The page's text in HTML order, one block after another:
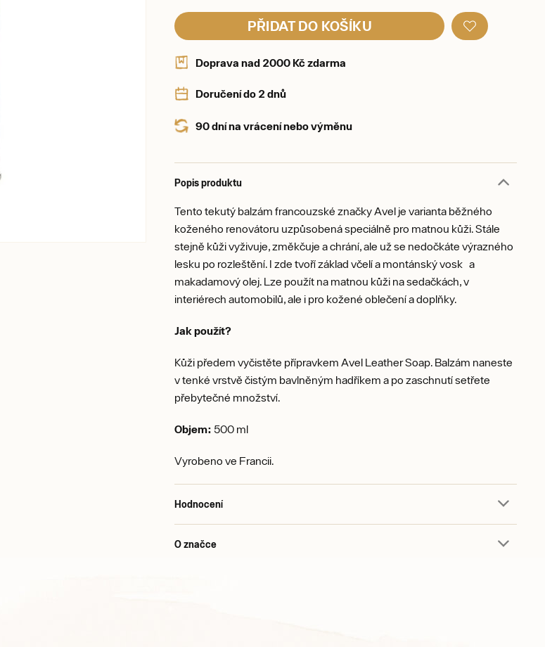
PŘIDAT DO KOŠÍKU
Doprava nad 2000 Kč zdarma
Doručení do 2 dnů
90 dní na vrácení nebo výměnu
Popis produktu
Tento tekutý balzám francouzské značky Avel je varianta běžného
koženého renovátoru uzpůsobená speciálně pro matnou kůži. Stále
stejně kůži vyživuje, změkčuje a chrání, ale už se nedočkáte výrazného
lesku po rozleštění. I zde tvoří základ včelí a montánský vosk a
makadamový olej. Lze použít na matnou kůži na sedačkách, v
interiérech automobilů, ale i pro kožené oblečení a doplňky.
Jak použít?
Kůži předem vyčistěte přípravkem Avel Leather Soap. Balzám naneste
v tenké vrstvě čistým bavlněným hadříkem a po zaschnutí setřete
přebytečné množství.
Objem: 500 ml
Vyrobeno ve Francii.
Hodnocení
O značce